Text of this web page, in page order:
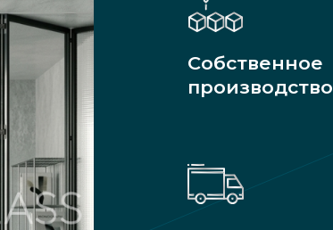
Собственное
производство